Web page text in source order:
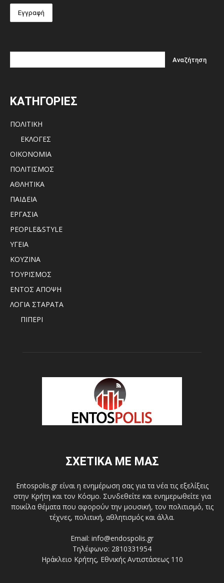
ΚΑΤΗΓΟΡΙΕΣ
ΠΟΛΙΤΙΚΗ
ΕΚΛΟΓΕΣ
ΟΙΚΟΝΟΜΙΑ
ΠΟΛΙΤΙΣΜΟΣ
ΑΘΛΗΤΙΚΑ
ΠΑΙΔΕΙΑ
ΕΡΓΑΣΙΑ
PEOPLE&STYLE
ΥΓΕΙΑ
ΚΟΥΖΙΝΑ
ΤΟΥΡΙΣΜΟΣ
ΕΝΤΟΣ ΑΠΟΨΗ
ΛΟΓΙΑ ΣΤΑΡΑΤΑ
ΠΙΠΕΡΙ
ΣΧΕΤΙΚΑ ΜΕ ΜΑΣ
Entospolis.gr είναι η ενημέρωση σας για τα νέα τις εξελίξεις
στην Κρήτη και τον Κόσμο. Συνδεθείτε και ενημερωθείτε για
ποικίλα θέματα που αφορούν την μουσική, τον πολιτισμό, τις
τέχνες, πολιτική, αθλητισμός και άλλα.
Email: info@endospolis.gr
Τηλέφωνο: 2810331954
Ηράκλειο Κρήτης, Εθνικής Αντιστάσεως 110